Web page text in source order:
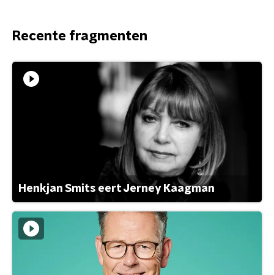
Recente fragmenten
Henkjan Smits eert Jerney Kaagman